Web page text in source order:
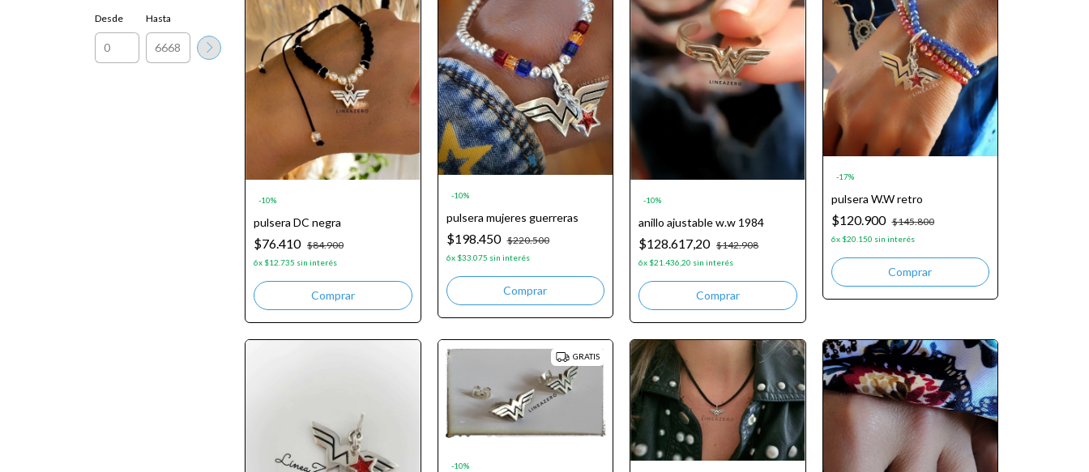
Desde Hasta
-10%
pulsera DC negra
$76.410 $84.900
6x $12.735 sin interés
-10%
pulsera mujeres guerreras
$198.450 $220.500
6x $33.075 sin interés
-10%
anillo ajustable w.w 1984
$128.617,20 $142.908
6x $21.436,20 sin interés
-17%
pulsera W.W retro
$120.900 $145.800
6x $20.150 sin interés
GRATIS
-10%